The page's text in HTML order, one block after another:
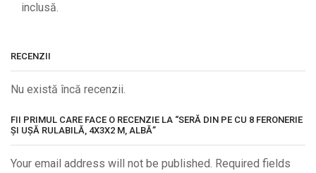
inclusă.
RECENZII
Nu există încă recenzii.
FII PRIMUL CARE FACE O RECENZIE LA “SERĂ DIN PE CU 8 FERONERIE
ȘI UȘĂ RULABILĂ, 4X3X2 M, ALBĂ”
Your email address will not be published. Required fields